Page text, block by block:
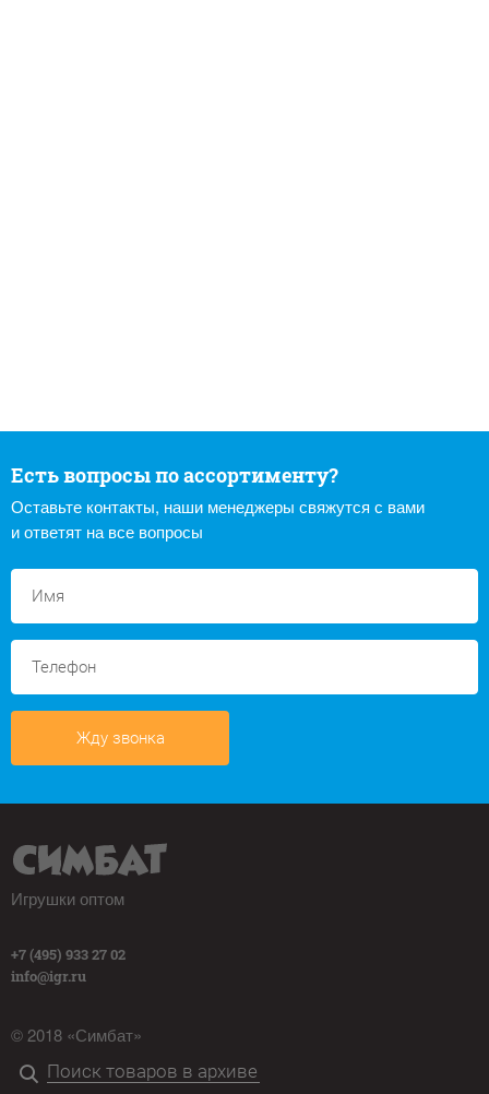
Есть вопросы по ассортименту?
Оставьте контакты, наши менеджеры свяжутся с вами
и ответят на все вопросы
Жду звонка
Игрушки оптом
+7 (495) 933 27 02
info@igr.ru
© 2018 «Симбат»